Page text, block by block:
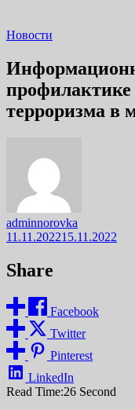
Новости
профилактике
терроризма в
adminnorovka
11.11.202215.11.2022
Share
Facebook
Twitter
Pinterest
LinkedIn
Read Time:26 Second